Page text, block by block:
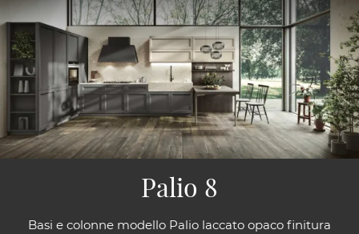
Basi e colonne modello Palio laccato opaco finitura
Palio 8